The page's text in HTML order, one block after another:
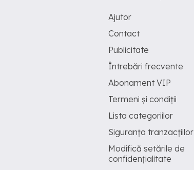
Ajutor
Contact
Publicitate
Întrebări frecvente
Abonament VIP
Termeni și condiții
Lista categoriilor
Siguranța tranzacțiilor
Modifică setările de
confidențialitate